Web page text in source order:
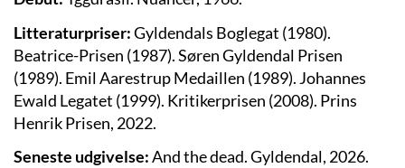
Litteraturpriser:Gyldendals Boglegat (1980).
Beatrice-Prisen (1987). Søren Gyldendal Prisen
(1989). Emil Aarestrup Medaillen (1989). Johannes
Ewald Legatet (1999). Kritikerprisen (2008). Prins
Henrik Prisen, 2022.
Seneste udgivelse:And the dead. Gyldendal, 2026.